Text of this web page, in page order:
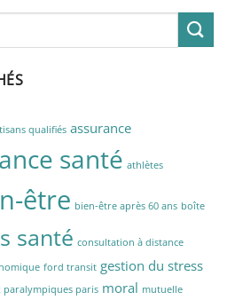
qualifiés assurance
santé athlètes
être bien-être après 60 ans boîte
santé consultation à distance
ford transit gestion du stress
paralympiques paris moral mutuelle